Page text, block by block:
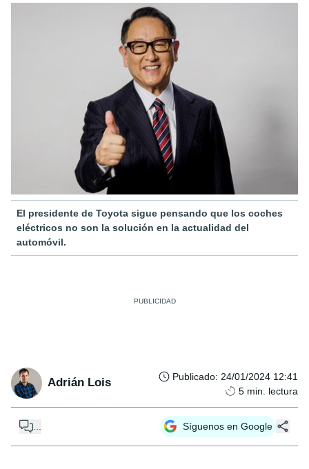
El presidente de Toyota sigue pensando que los coches
eléctricos no son la solución en la actualidad del
automóvil.
Adrián Lois Publicado: 24/01/2024 12:41
5 min. lectura
Síguenos en Google